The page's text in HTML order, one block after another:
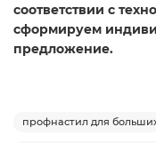
соответствии с
сформируем
предложение.
профнастил для